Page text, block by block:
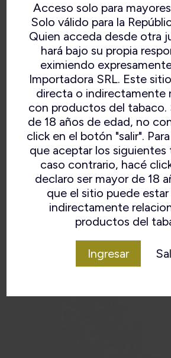
Acceso solo para
Solo válido para la
Quien acceda desde otra
hará bajo su propia
eximiendo
Importadora SRL. Este
directa o indirectamente
con productos del tabaco.
de 18 años de edad, no
click en el botón "salir".
que aceptar los siguientes
caso contrario, hacé
declaro ser mayor de 18
que el sitio puede
indirectamente
productos del
Ingresar